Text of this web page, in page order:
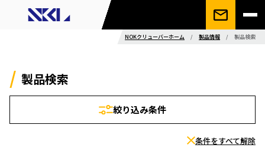
NOKクリューバーホーム / 製品情報 / 製品検索
製品検索
絞り込み条件
条件をすべて解除